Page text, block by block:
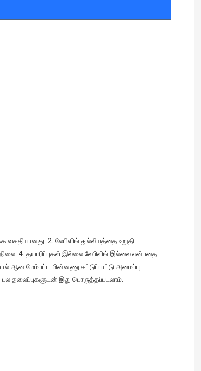
நிலை. 4. தயாரிப்புகள் இல்லை லேபிளிங் இல்லை என்பதை
ஆன மேம்பட்ட மின்னணு கட்டுப்பாட்டு அமைப்பு
தலைப்புகளுடன் இது பொருத்தப்படலாம்.